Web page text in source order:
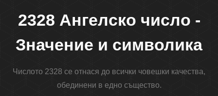
2328 Ангелско число -
Значение и символика
Числото 2328 се отнася до всички човешки качества,
обединени в едно същество.